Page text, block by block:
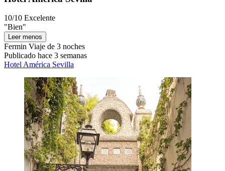
10/10 Excelente
"Bien"
Leer menos
Fermin Viaje de 3 noches
Publicado hace 3 semanas
Hotel América Sevilla